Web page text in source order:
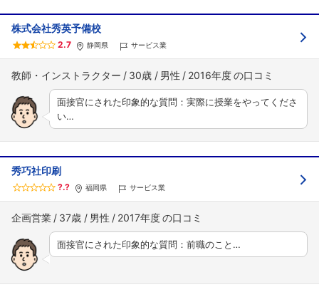
株式会社秀英予備校
2.7 静岡県 サービス業
教師・インストラクター 30歳 男性 2016年度
面接官にされた印象的な質問：実際に授業をやってくださ
い…
秀巧社印刷
?.? 福岡県 サービス業
企画営業 37歳 男性 2017年度
面接官にされた印象的な質問：前職のこと…